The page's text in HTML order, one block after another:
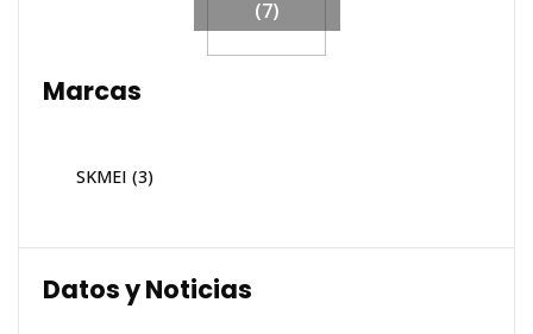
(7)
Marcas
SKMEI (3)
Datos y Noticias